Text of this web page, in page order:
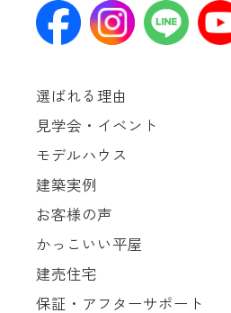
選ばれる理由
見学会・イベント
モデルハウス
建築実例
お客様の声
かっこいい平屋
建売住宅
保証・アフターサポート